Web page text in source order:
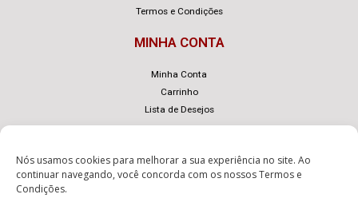
Nós usamos cookies para melhorar a sua experiência no site. Ao
continuar navegando, você concorda com os nossosTermos e
Condições.
Termos e Condições
MINHA CONTA
Minha Conta
Carrinho
Lista de Desejos